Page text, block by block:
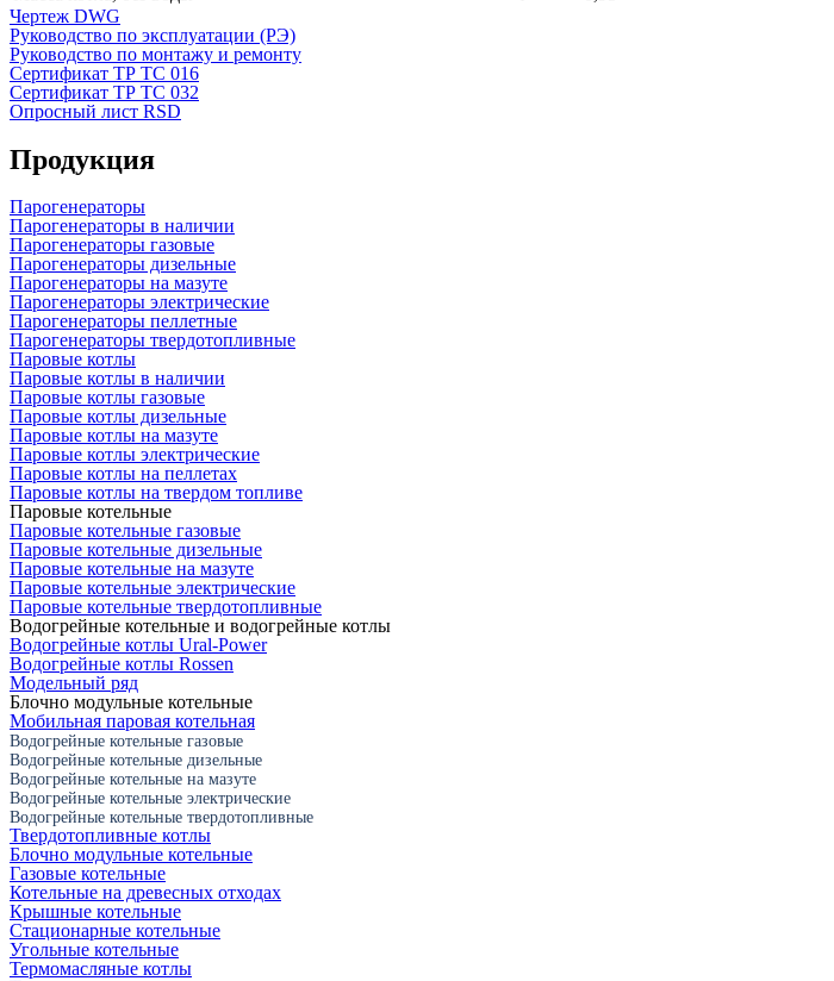
Чертеж DWG
Руководство по эксплуатации (РЭ)
Руководство по монтажу и ремонту
Сертификат ТР ТС 016
Сертификат ТР ТС 032
Опросный лист RSD
Продукция
Парогенераторы
Парогенераторы в наличии
Парогенераторы газовые
Парогенераторы дизельные
Парогенераторы на мазуте
Парогенераторы электрические
Парогенераторы пеллетные
Парогенераторы твердотопливные
Паровые котлы
Паровые котлы в наличии
Паровые котлы газовые
Паровые котлы дизельные
Паровые котлы на мазуте
Паровые котлы электрические
Паровые котлы на пеллетах
Паровые котлы на твердом топливе
Паровые котельные
Паровые котельные газовые
Паровые котельные дизельные
Паровые котельные на мазуте
Паровые котельные электрические
Паровые котельные твердотопливные
Водогрейные котельные и водогрейные котлы
Водогрейные котлы Ural-Power
Водогрейные котлы Rossen
Модельный ряд
Блочно модульные котельные
Мобильная паровая котельная
Водогрейные котельные газовые
Водогрейные котельные дизельные
Водогрейные котельные на мазуте
Водогрейные котельные электрические
Водогрейные котельные твердотопливные
Твердотопливные котлы
Блочно модульные котельные
Газовые котельные
Котельные на древесных отходах
Крышные котельные
Стационарные котельные
Угольные котельные
Термомасляные котлы